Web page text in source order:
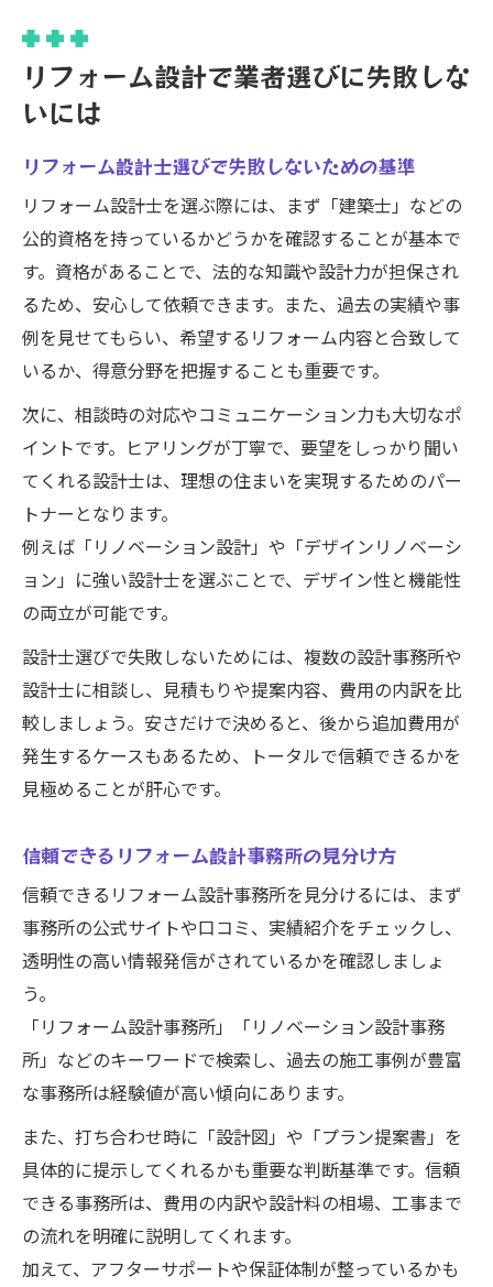
リフォーム設計で業者選びに失敗しな
いには
リフォーム設計士選びで失敗しないための基準
リフォーム設計士を選ぶ際には、まず「建築士」などの
公的資格を持っているかどうかを確認することが基本で
す。資格があることで、法的な知識や設計力が担保され
るため、安心して依頼できます。また、過去の実績や事
例を見せてもらい、希望するリフォーム内容と合致して
いるか、得意分野を把握することも重要です。
次に、相談時の対応やコミュニケーション力も大切なポ
イントです。ヒアリングが丁寧で、要望をしっかり聞い
てくれる設計士は、理想の住まいを実現するためのパー
トナーとなります。
例えば「リノベーション設計」や「デザインリノベーシ
ョン」に強い設計士を選ぶことで、デザイン性と機能性
の両立が可能です。
設計士選びで失敗しないためには、複数の設計事務所や
設計士に相談し、見積もりや提案内容、費用の内訳を比
較しましょう。安さだけで決めると、後から追加費用が
発生するケースもあるため、トータルで信頼できるかを
見極めることが肝心です。
信頼できるリフォーム設計事務所の見分け方
信頼できるリフォーム設計事務所を見分けるには、まず
事務所の公式サイトや口コミ、実績紹介をチェックし、
透明性の高い情報発信がされているかを確認しましょ
う。
「リフォーム設計事務所」「リノベーション設計事務
所」などのキーワードで検索し、過去の施工事例が豊富
な事務所は経験値が高い傾向にあります。
また、打ち合わせ時に「設計図」や「プラン提案書」を
具体的に提示してくれるかも重要な判断基準です。信頼
できる事務所は、費用の内訳や設計料の相場、工事まで
の流れを明確に説明してくれます。
加えて、アフターサポートや保証体制が整っているかも